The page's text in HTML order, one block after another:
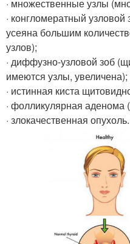
· множественные узлы
· конгломератный
усеяна большим
узлов);
· диффузно-узловой зоб
имеются узлы, увеличена);
· истинная киста
· фолликулярная аденома
· злокачественная опухоль.